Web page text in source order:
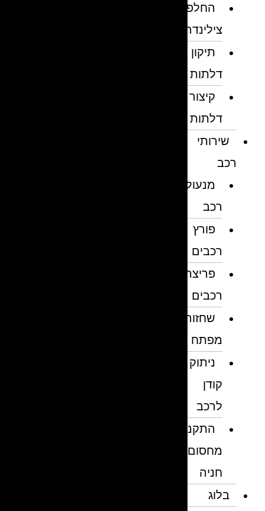
החלפת
צילינדרים
תיקון
דלתות
קיצור
דלתות
שירותי
מנעולן
פורץ
רכבים
פריצת
רכבים
שחזור
מפתח
ניתוק
לרכב
התקנת
מחסום
חניה
בלוג